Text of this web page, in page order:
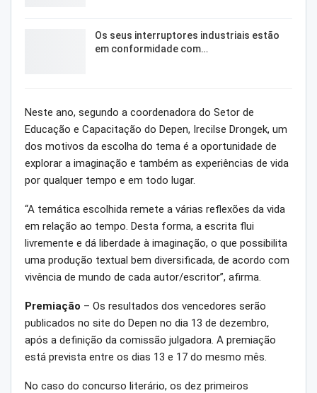
Os seus interruptores industriais estão
em conformidade com…
Neste ano, segundo a coordenadora do Setor de
Educação e Capacitação do Depen, Irecilse Drongek, um
dos motivos da escolha do tema é a oportunidade de
explorar a imaginação e também as experiências de vida
por qualquer tempo e em todo lugar.
“A temática escolhida remete a várias reflexões da vida
em relação ao tempo. Desta forma, a escrita flui
livremente e dá liberdade à imaginação, o que possibilita
uma produção textual bem diversificada, de acordo com
vivência de mundo de cada autor/escritor”, afirma.
Premiação – Os resultados dos vencedores serão
publicados no site do Depen no dia 13 de dezembro,
após a definição da comissão julgadora. A premiação
está prevista entre os dias 13 e 17 do mesmo mês.
No caso do concurso literário, os dez primeiros